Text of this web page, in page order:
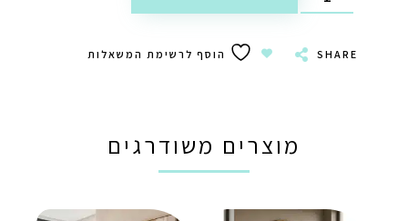
SHARE הוסף לרשימת המשאלות
מוצרים משודרגים